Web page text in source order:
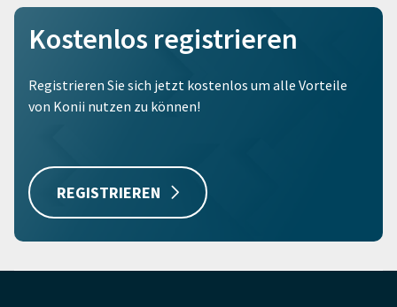
Kostenlos registrieren
Registrieren Sie sich jetzt kostenlos um alle Vorteile
von Konii nutzen zu können!
REGISTRIEREN